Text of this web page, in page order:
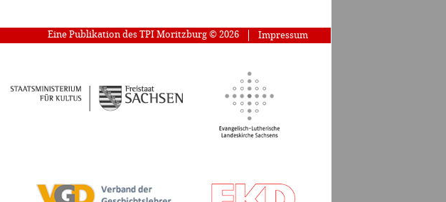
Impressum
Eine Publikation des TPI Moritzburg © 2026